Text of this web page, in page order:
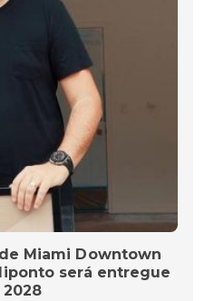
Miami Downtown
será entregue